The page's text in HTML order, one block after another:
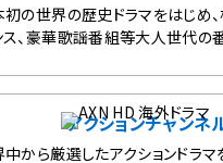
初の世界の歴史ドラマをはじめ
ス、豪華歌謡番組等大人世代の
アクションチャンネ
から厳選したアクションドラ